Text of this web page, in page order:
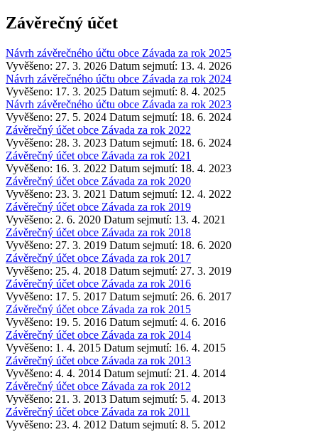
Závěrečný účet
Návrh závěrečného účtu obce Závada za rok 2025
Vyvěšeno: 27. 3. 2026 Datum sejmutí: 13. 4. 2026
Návrh závěrečného účtu obce Závada za rok 2024
Vyvěšeno: 17. 3. 2025 Datum sejmutí: 8. 4. 2025
Návrh závěrečného účtu obce Závada za rok 2023
Vyvěšeno: 27. 5. 2024 Datum sejmutí: 18. 6. 2024
Závěrečný účet obce Závada za rok 2022
Vyvěšeno: 28. 3. 2023 Datum sejmutí: 18. 6. 2024
Závěrečný účet obce Závada za rok 2021
Vyvěšeno: 16. 3. 2022 Datum sejmutí: 18. 4. 2023
Závěrečný účet obce Závada za rok 2020
Vyvěšeno: 23. 3. 2021 Datum sejmutí: 12. 4. 2022
Závěrečný účet obce Závada za rok 2019
Vyvěšeno: 2. 6. 2020 Datum sejmutí: 13. 4. 2021
Závěrečný účet obce Závada za rok 2018
Vyvěšeno: 27. 3. 2019 Datum sejmutí: 18. 6. 2020
Závěrečný účet obce Závada za rok 2017
Vyvěšeno: 25. 4. 2018 Datum sejmutí: 27. 3. 2019
Závěrečný účet obce Závada za rok 2016
Vyvěšeno: 17. 5. 2017 Datum sejmutí: 26. 6. 2017
Závěrečný účet obce Závada za rok 2015
Vyvěšeno: 19. 5. 2016 Datum sejmutí: 4. 6. 2016
Závěrečný účet obce Závada za rok 2014
Vyvěšeno: 1. 4. 2015 Datum sejmutí: 16. 4. 2015
Závěrečný účet obce Závada za rok 2013
Vyvěšeno: 4. 4. 2014 Datum sejmutí: 21. 4. 2014
Závěrečný účet obce Závada za rok 2012
Vyvěšeno: 21. 3. 2013 Datum sejmutí: 5. 4. 2013
Závěrečný účet obce Závada za rok 2011
Vyvěšeno: 23. 4. 2012 Datum sejmutí: 8. 5. 2012